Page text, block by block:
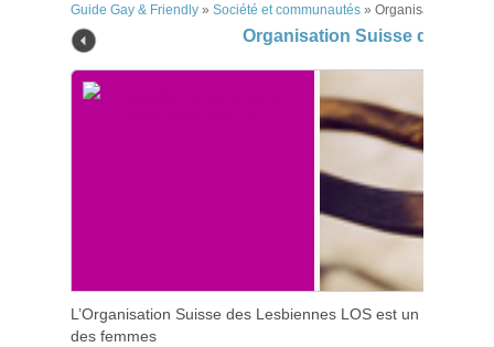
Guide Gay & Friendly » Société et communautés » Organisation
Organisation Suisse des
L’Organisation Suisse des Lesbiennes LOS est un
des femmes